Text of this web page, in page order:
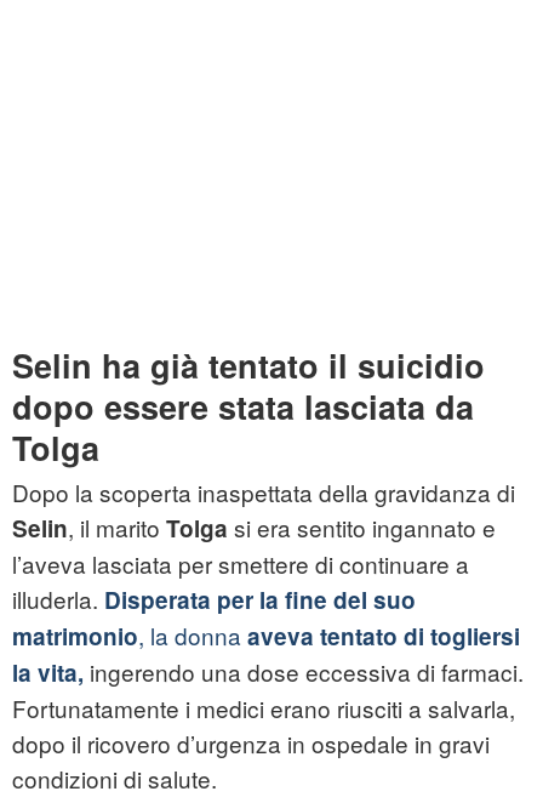
Selin ha già tentato il suicidio
dopo essere stata lasciata da
Tolga
Dopo la scoperta inaspettata della gravidanza di
Selin, il marito Tolga si era sentito ingannato e
l’aveva lasciata per smettere di continuare a
illuderla. Disperata per la fine del suo
matrimonio, la donna aveva tentato di togliersi
la vita, ingerendo una dose eccessiva di farmaci.
Fortunatamente i medici erano riusciti a salvarla,
dopo il ricovero d’urgenza in ospedale in gravi
condizioni di salute.